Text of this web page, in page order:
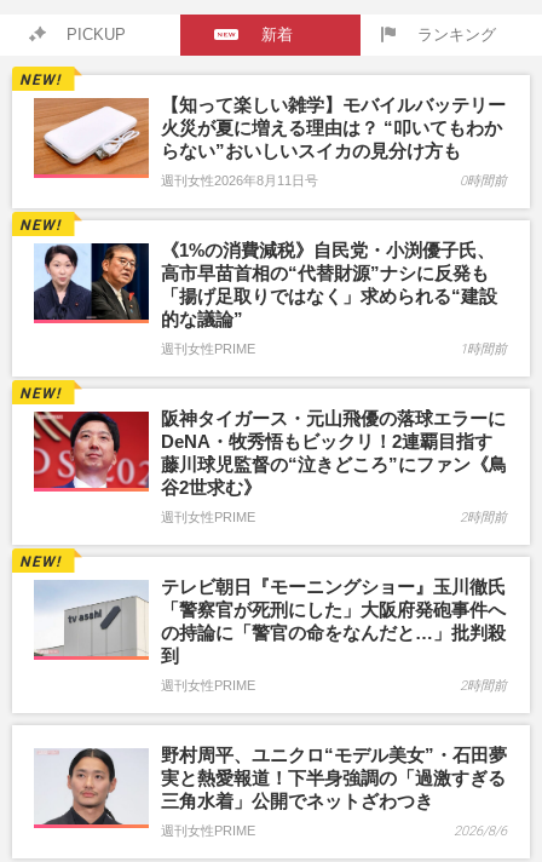
PICKUP 新着 ランキング
【知って楽しい雑学】モバイルバッテリー
火災が夏に増える理由は？ “叩いてもわか
らない”おいしいスイカの見分け方も
週刊女性2026年8月11日号 0時間前
《1%の消費減税》自民党・小渕優子氏、
高市早苗首相の“代替財源”ナシに反発も
「揚げ足取りではなく」求められる“建設
的な議論”
週刊女性PRIME 1時間前
阪神タイガース・元山飛優の落球エラーに
DeNA・牧秀悟もビックリ！2連覇目指す
藤川球児監督の“泣きどころ”にファン《鳥
谷2世求む》
週刊女性PRIME 2時間前
テレビ朝日『モーニングショー』玉川徹氏
「警察官が死刑にした」大阪府発砲事件へ
の持論に「警官の命をなんだと…」批判殺
到
週刊女性PRIME 2時間前
野村周平、ユニクロ“モデル美女”・石田夢
実と熱愛報道！下半身強調の「過激すぎる
三角水着」公開でネットざわつき
週刊女性PRIME 2026/8/6